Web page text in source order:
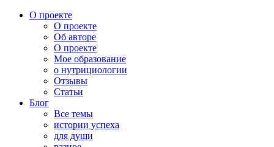
О проекте
О проекте
Об авторе
О проекте
Мое образование
о нутрициологии
Отзывы
Статьи
Блог
Все темы
истории успеха
для души